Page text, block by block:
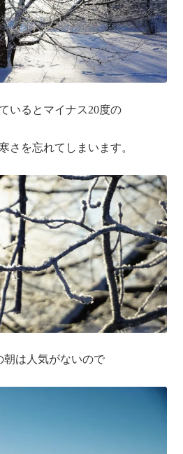
いるとマイナス20度の
さを忘れてしまいます。
朝は人気がないので